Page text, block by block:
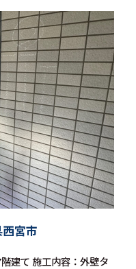
宮市
建て 施工内容：外壁タ